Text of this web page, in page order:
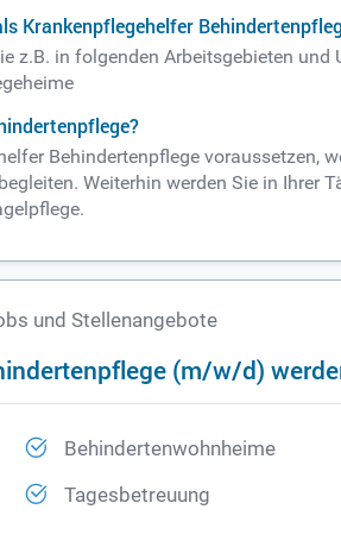
Krankenpflegehelfer
z.B. in folgenden Arbeitsgebieten
Behindertenpflege voraussetzen,
Weiterhin werden Sie in Ihrer
und Stellenangebote
(m/w/d)
Behindertenwohnheime
Tagesbetreuung